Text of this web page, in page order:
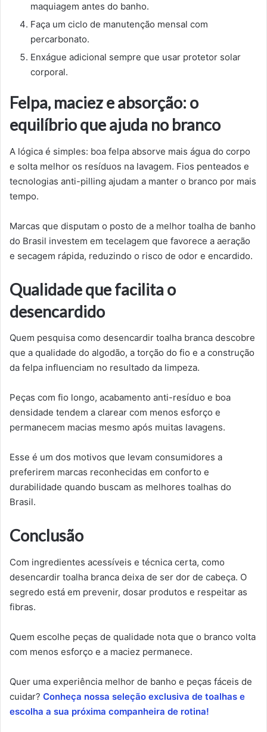
maquiagem antes do banho.
Faça um ciclo de manutenção mensal com
percarbonato.
Enxágue adicional sempre que usar protetor solar
corporal.
Felpa, maciez e absorção: o
equilíbrio que ajuda no branco
A lógica é simples: boa felpa absorve mais água do corpo
e solta melhor os resíduos na lavagem. Fios penteados e
tecnologias anti-pilling ajudam a manter o branco por mais
tempo.
Marcas que disputam o posto de a melhor toalha de banho
do Brasil investem em tecelagem que favorece a aeração
e secagem rápida, reduzindo o risco de odor e encardido.
Qualidade que facilita o
desencardido
Quem pesquisa como desencardir toalha branca descobre
que a qualidade do algodão, a torção do fio e a construção
da felpa influenciam no resultado da limpeza.
Peças com fio longo, acabamento anti-resíduo e boa
densidade tendem a clarear com menos esforço e
permanecem macias mesmo após muitas lavagens.
Esse é um dos motivos que levam consumidores a
preferirem marcas reconhecidas em conforto e
durabilidade quando buscam as melhores toalhas do
Brasil.
Conclusão
Com ingredientes acessíveis e técnica certa, como
desencardir toalha branca deixa de ser dor de cabeça. O
segredo está em prevenir, dosar produtos e respeitar as
fibras.
Quem escolhe peças de qualidade nota que o branco volta
com menos esforço e a maciez permanece.
Quer uma experiência melhor de banho e peças fáceis de
cuidar? Conheça nossa seleção exclusiva de toalhas e
escolha a sua próxima companheira de rotina!